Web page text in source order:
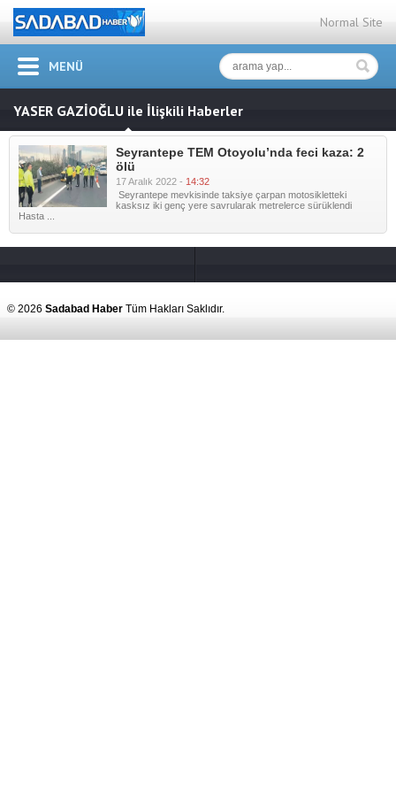
Normal Site
MENÜ
YASER GAZİOĞLU ile İlişkili Haberler
Seyrantepe TEM Otoyolu’nda feci kaza: 2
ölü
17 Aralık 2022 - 14:32
Seyrantepe mevkisinde taksiye çarpan motosikletteki
kasksız iki genç yere savrularak metrelerce sürüklendi
Hasta ...
© 2026 Sadabad Haber Tüm Hakları Saklıdır.